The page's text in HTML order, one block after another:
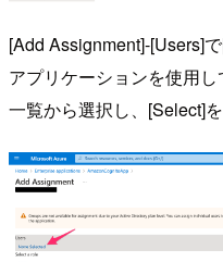
[Add Assignment]-[Users]
アプリケーションを使用
一覧から選択し、[Select]を